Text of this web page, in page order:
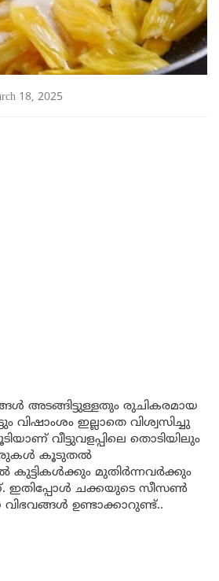
18, 2025
അടങ്ങിട്ടുള്ളതും രുചികരമായ
വിഷാംശം ഇല്ലാതെ വിശ്വസിച്ചു
വീട്ടുവളപ്പിലെ തൊടിയിലും
കൂടുതൽ
കുട്ടികൾക്കും മുതിർന്നവർക്കും
ഇതിപ്പോൾ ചക്കയുടെ സീസൺ
ഉണ്ടാക്കാറുണ്ട്..